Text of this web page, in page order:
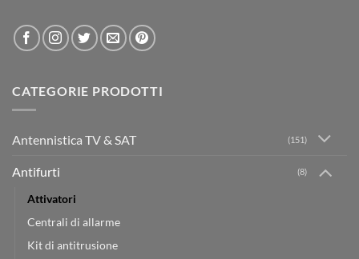
CATEGORIE PRODOTTI
Antennistica TV & SAT (151)
Antifurti (8)
Attivatori
Centrali di allarme
Kit di antitrusione